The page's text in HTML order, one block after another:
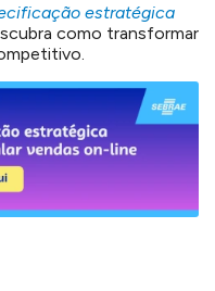
estratégica
como transformar